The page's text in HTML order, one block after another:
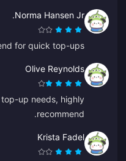
Norma Hansen Jr.
for quick top-ups.
Olive Reynolds
up needs, highly
recommend.
Krista Fadel